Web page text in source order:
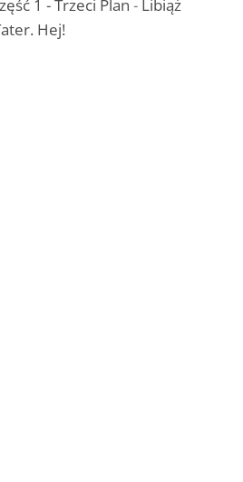
1 - Trzeci Plan - Libiąż
Hej!